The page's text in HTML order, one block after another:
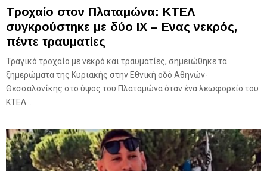
Τροχαίο στον Πλαταμώνα: ΚΤΕΛ
συγκρούστηκε με δύο ΙΧ – Ενας νεκρός,
πέντε τραυματίες
Τραγικό τροχαίο με νεκρό και τραυματίες, σημειώθηκε τα
ξημερώματα της Κυριακής στην Εθνική οδό Αθηνών-
Θεσσαλονίκης στο ύψος του Πλαταμώνα όταν ένα λεωφορείο του
ΚΤΕΛ...